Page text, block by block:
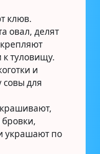
клюв.
овал, делят
туловищу.
и
совы для
украшают по